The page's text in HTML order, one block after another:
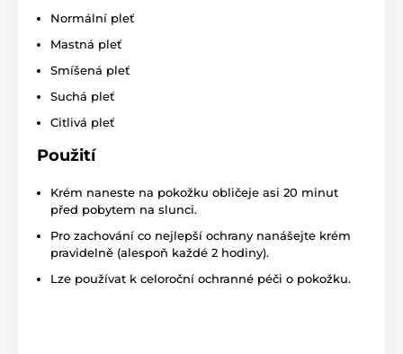
Normální pleť
Mastná pleť
Smíšená pleť
Suchá pleť
Citlivá pleť
Použití
Krém naneste na pokožku obličeje asi 20 minut
před pobytem na slunci.
Pro zachování co nejlepší ochrany nanášejte krém
pravidelně (alespoň každé 2 hodiny).
Lze používat k celoroční ochranné péči o pokožku.